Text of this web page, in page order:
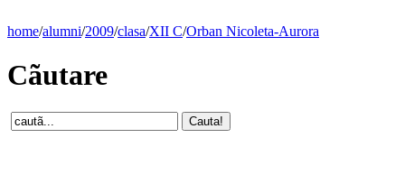
home/alumni/2009/clasa/XII C/Orban Nicoleta-Aurora
Cãutare